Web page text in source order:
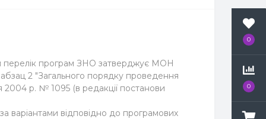
0
0
перелік програм ЗНО затверджує МОН
2 "Загального порядку проведення
2004 р. № 1095 (в редакції постанови
варіантами відповідно до програмових